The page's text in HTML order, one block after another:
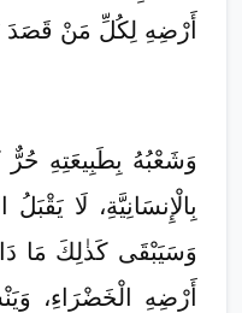
أَرْضِهِ لِكُلِّ مَنْ قَصَدَ
وَشَعْبُهُ بِطَبِيعَتِهِ
بِالْإِنسَانِيَّةِ، لَا
وَسَيَبْقَى كَذٰلِكَ
أَرْضِهِ الْخَضْرَاءِ،